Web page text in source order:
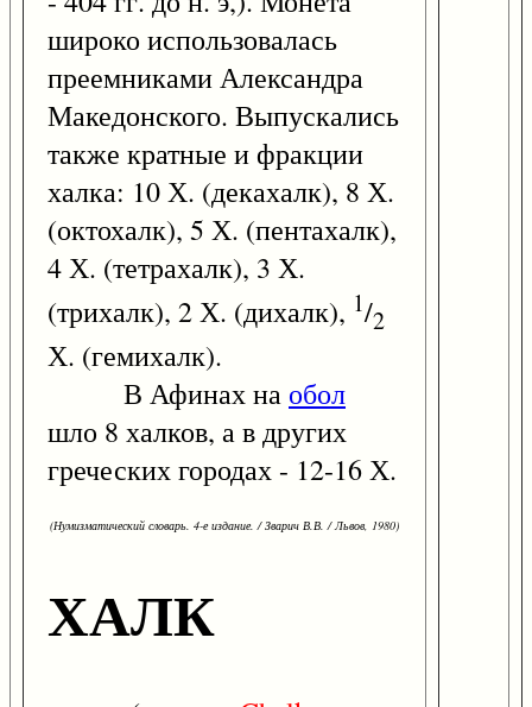
широко использовалась
преемниками Александра
Македонского. Выпускались
также кратные и фракции
халка: 10 Х. (декахалк), 8 Х.
(октохалк), 5 Х. (пентахалк),
4 Х. (тетрахалк), 3 Х.
(трихалк), 2 Х. (дихалк), 1/2
Х. (гемихалк).
В Афинах на обол
шло 8 халков, а в других
греческих городах - 12-16 Х.
(Нумизматический словарь. 4-е издание. / Зварич В.В. / Львов, 1980)
ХАЛК